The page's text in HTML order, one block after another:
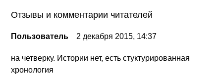
Отзывы и комментарии читателей
Пользователь 2 декабря 2015, 14:37
на четверку. Истории нет, есть стуктурированная
хронология